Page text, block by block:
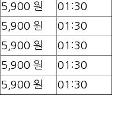
5,900 원
01:30
5,900 원
01:30
5,900 원
01:30
5,900 원
01:30
5,900 원 01:30